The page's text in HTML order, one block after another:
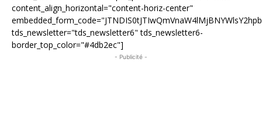
content_align_horizontal="content-horiz-center"
tds_newsletter="tds_newsletter6" tds_newsletter6-
border_top_color="#4db2ec"]
- Publicité -